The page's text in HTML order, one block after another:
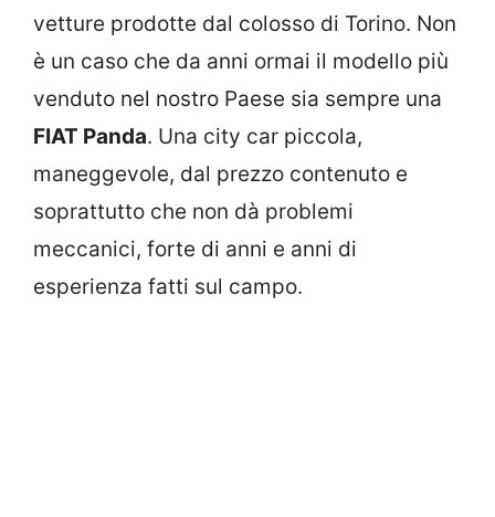
vetture prodotte dal colosso di Torino. Non
è un caso che da anni ormai il modello più
venduto nel nostro Paese sia sempre una
FIAT Panda. Una city car piccola,
maneggevole, dal prezzo contenuto e
soprattutto che non dà problemi
meccanici, forte di anni e anni di
esperienza fatti sul campo.